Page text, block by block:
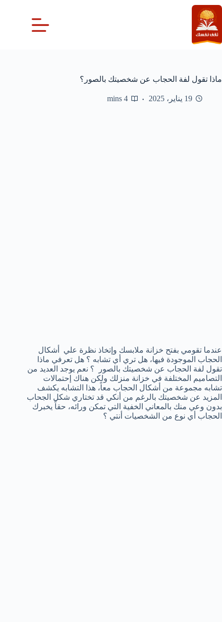
التجاوز
إلى
المحتوى
ماذا تقول لفة الحجاب عن شخصيتك بالصور؟
19 يناير، 2025 4 mins
عندما تقومي بفتح خزانة ملابسك وإتخاذ نظرة علي أشكال
الحجاب الموجودة فيها، هل تري أي تشابه ؟ هل تعرفي ماذا
تقول لفة الحجاب عن شخصيتك بالصور ؟ نعم يوجد العديد من
التصاميم المختلفة في خزانة منزلك ولكن هناك إحتمالات
تشابه مجموعة من أشكال الحجاب معاً، هذا التشابه يكشف
المزيد عن شخصيتك بالرغم من أنكي قد تختاري شكل الجحاب
بدون وعي منك بالمعاني الخفية التي تمكن ورائه، حقاً يخبرك
الحجاب أي نوع من الشخصيات أنتي ؟